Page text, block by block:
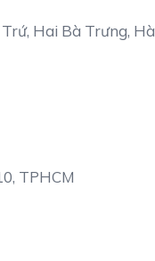
Hai Bà Trưng,
TPHCM